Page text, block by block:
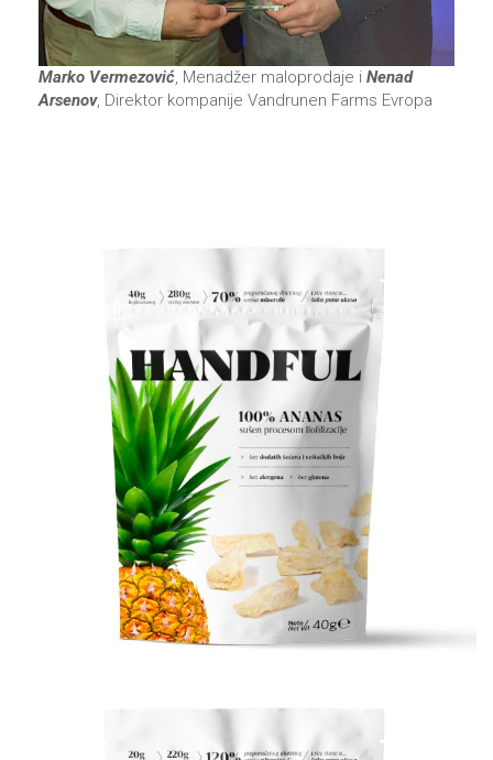
Marko Vermezović, Menadžer maloprodaje i Nenad
Arsenov, Direktor kompanije Vandrunen Farms Evropa